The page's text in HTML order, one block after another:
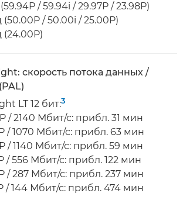
/ 59.94i / 29.97P / 23.98P)
/ 50.00i / 25.00P)
скорость потока данных /
LT 12 бит:3
/ 2140 Мбит/с: прибл. 31 мин
/ 1070 Мбит/с: прибл. 63 мин
/ 1140 Мбит/с: прибл. 59 мин
/ 556 Мбит/с: прибл. 122 мин
/ 287 Мбит/с: прибл. 237 мин
/ 144 Мбит/с: прибл. 474 мин